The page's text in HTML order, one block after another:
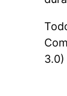
3.0)